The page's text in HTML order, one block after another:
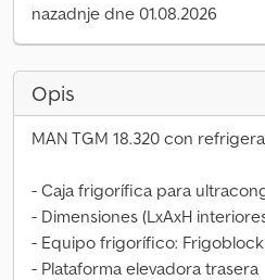
nazadnje dne 01.08.2026
Opis
MAN TGM 18.320 con
- Caja frigorífica para
- Dimensiones (LxAxH
- Equipo frigorífico: Frigoblock
- Plataforma elevadora trasera